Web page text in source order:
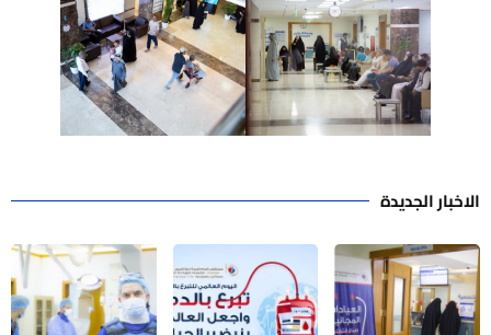
الاخبار الجديدة